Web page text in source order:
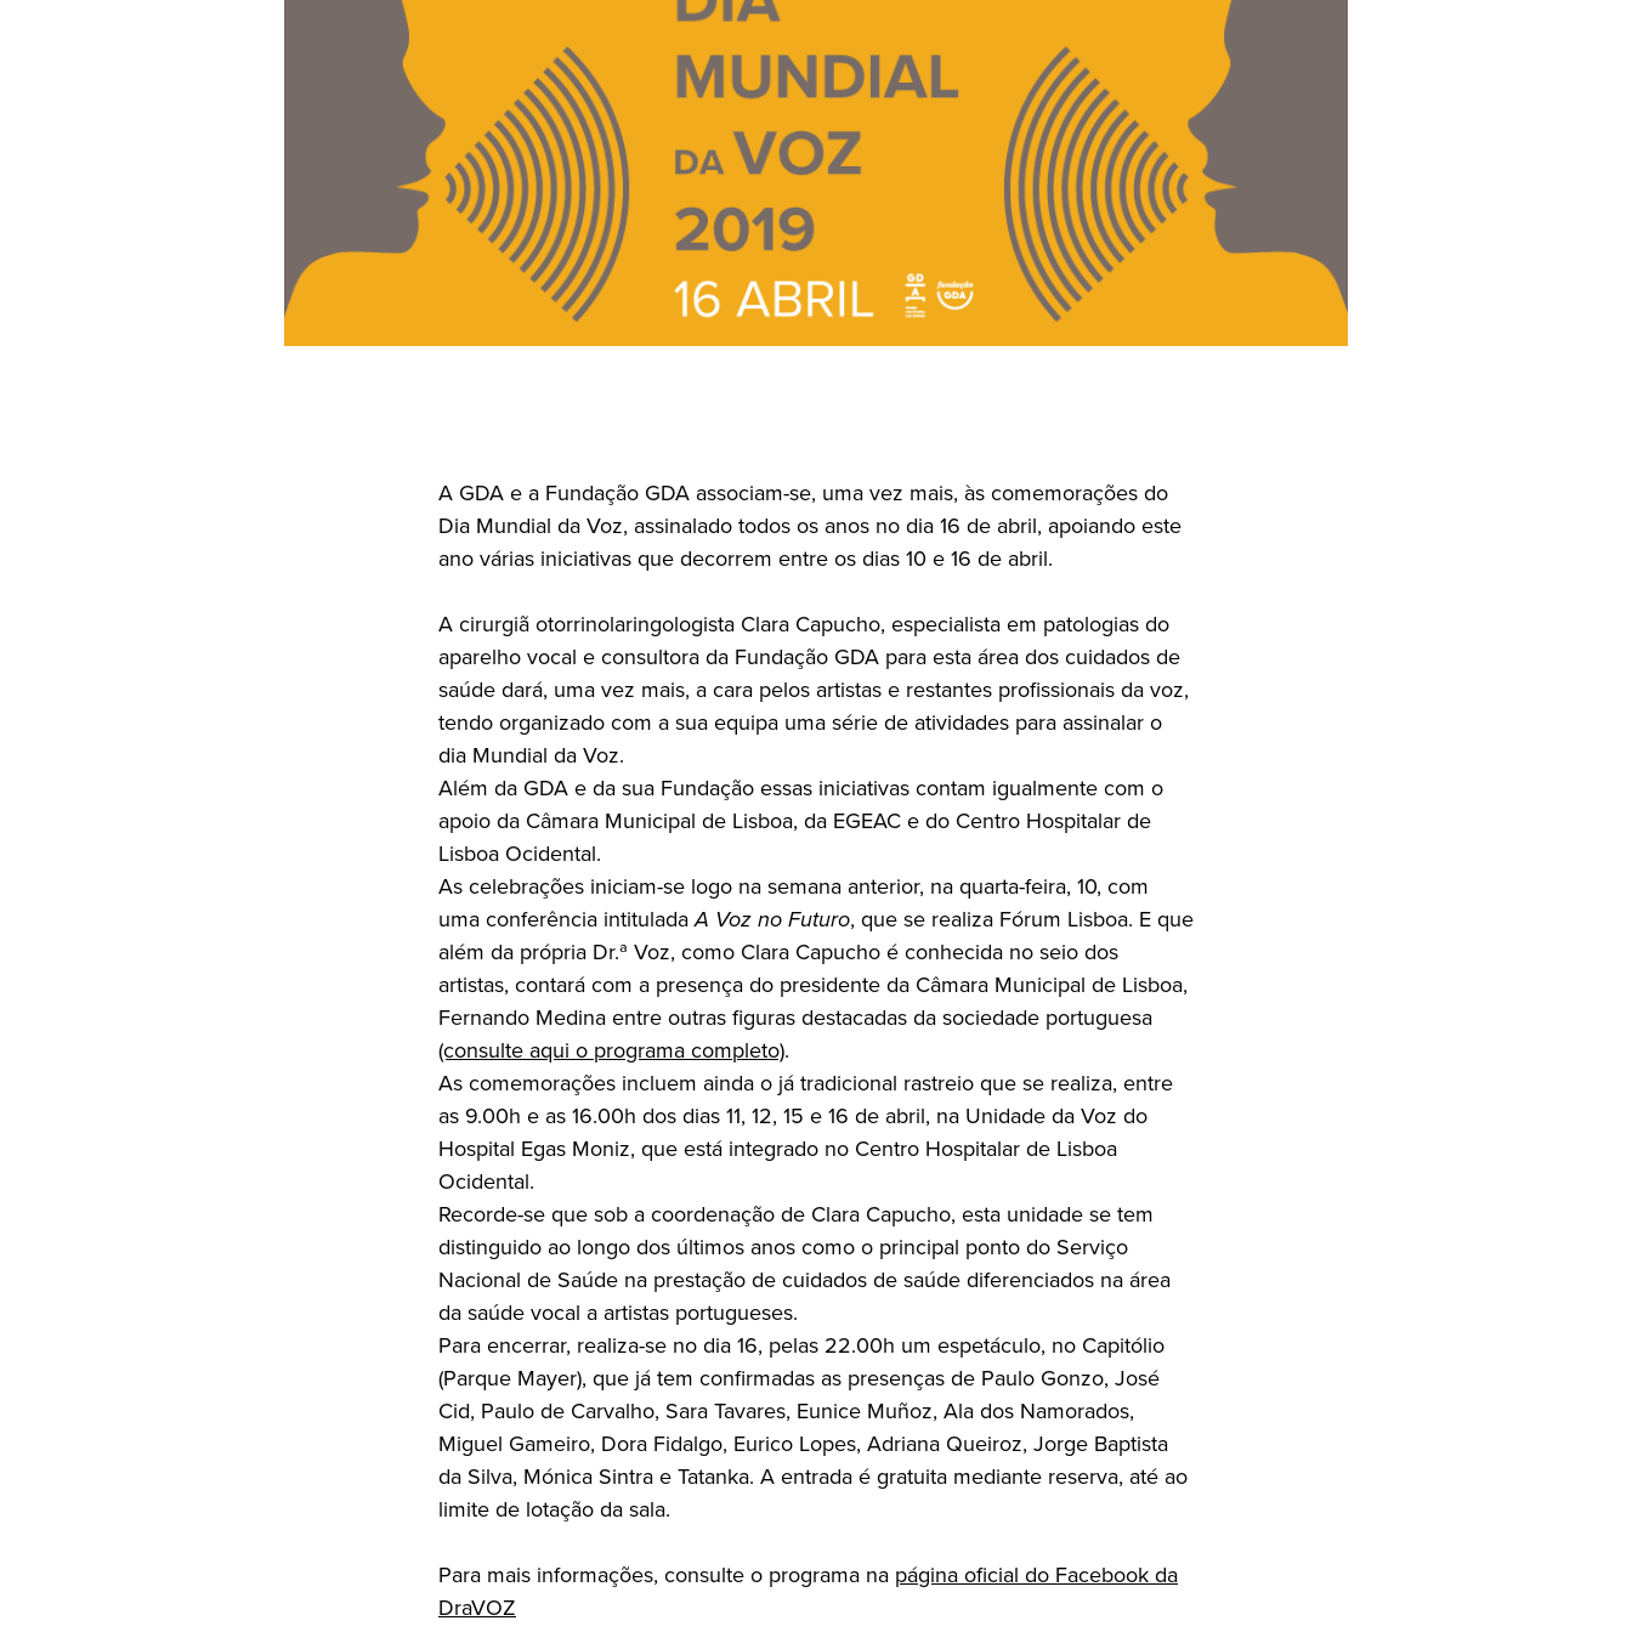
A GDA e a Fundação GDA associam-se, uma vez mais, às comemorações do
Dia Mundial da Voz, assinalado todos os anos no dia 16 de abril, apoiando este
ano várias iniciativas que decorrem entre os dias 10 e 16 de abril.
A cirurgiã otorrinolaringologista Clara Capucho, especialista em patologias do
aparelho vocal e consultora da Fundação GDA para esta área dos cuidados de
saúde dará, uma vez mais, a cara pelos artistas e restantes profissionais da voz,
tendo organizado com a sua equipa uma série de atividades para assinalar o
dia Mundial da Voz.
Além da GDA e da sua Fundação essas iniciativas contam igualmente com o
apoio da Câmara Municipal de Lisboa, da EGEAC e do Centro Hospitalar de
Lisboa Ocidental.
As celebrações iniciam-se logo na semana anterior, na quarta-feira, 10, com
uma conferência intituladaA Voz no Futuro, que se realiza Fórum Lisboa. E que
além da própria Dr.ª Voz, como Clara Capucho é conhecida no seio dos
artistas, contará com a presença do presidente da Câmara Municipal de Lisboa,
Fernando Medina entre outras figuras destacadas da sociedade portuguesa
(consulte aqui o programa completo).
As comemorações incluem ainda o já tradicional rastreio que se realiza, entre
as 9.00h e as 16.00h dos dias 11, 12, 15 e 16 de abril, na Unidade da Voz do
Hospital Egas Moniz, que está integrado no Centro Hospitalar de Lisboa
Ocidental.
Recorde-se que sob a coordenação de Clara Capucho, esta unidade se tem
distinguido ao longo dos últimos anos como o principal ponto do Serviço
Nacional de Saúde na prestação de cuidados de saúde diferenciados na área
da saúde vocal a artistas portugueses.
Para encerrar, realiza-se no dia 16, pelas 22.00h um espetáculo, no Capitólio
(Parque Mayer), que já tem confirmadas as presenças de Paulo Gonzo, José
Cid, Paulo de Carvalho, Sara Tavares, Eunice Muñoz, Ala dos Namorados,
Miguel Gameiro, Dora Fidalgo, Eurico Lopes, Adriana Queiroz, Jorge Baptista
da Silva, Mónica Sintra e Tatanka. A entrada é gratuita mediante reserva, até ao
limite de lotação da sala.
Para mais informações, consulte o programa na página oficial do Facebook da
DraVOZ